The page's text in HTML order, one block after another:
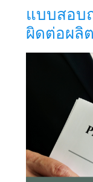
แบบสอบ
ผิดต่อผลิ